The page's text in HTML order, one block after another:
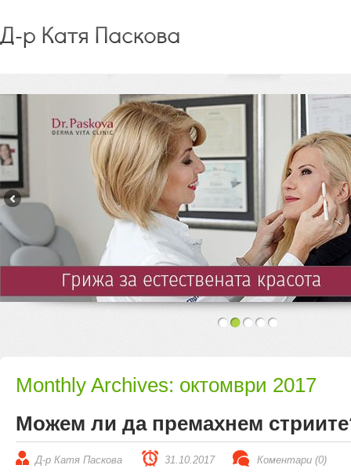
Monthly Archives: октомври 2017
Можем ли да премахнем
Д-р Катя Паскова 31.10.2017 Коментари (0)